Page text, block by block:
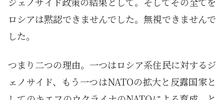
ロシアは黙認できませんでした。無視できませんで
した。
つまり二つの理由。一つはロシア系住民に対するジ
ェノサイド、もう一つはNATOの拡大と反露国家と